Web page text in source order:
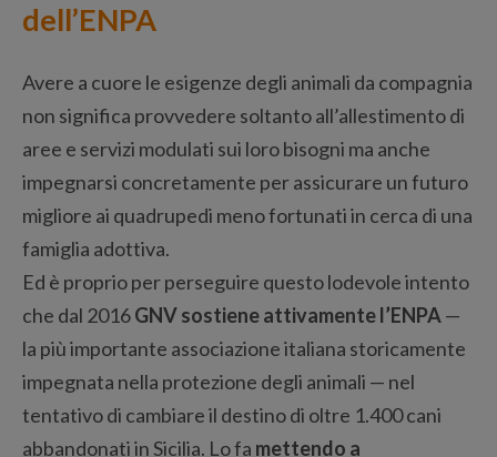
dell’ENPA
Avere a cuore le esigenze degli animali da compagnia
non significa provvedere soltanto all’allestimento di
aree e servizi modulati sui loro bisogni ma anche
impegnarsi concretamente per assicurare un futuro
migliore ai quadrupedi meno fortunati in cerca di una
famiglia adottiva.
Ed è proprio per perseguire questo lodevole intento
che dal 2016GNV sostiene attivamente l’ENPA —
la più importante associazione italiana storicamente
impegnata nella protezione degli animali — nel
tentativo di cambiare il destino di oltre 1.400 cani
abbandonati in Sicilia. Lo fa mettendo a